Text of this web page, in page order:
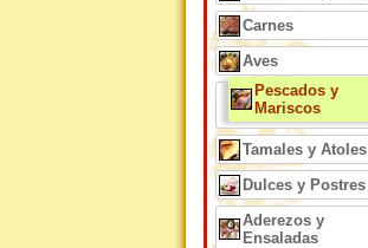
Carnes
Aves
Pescados y
Mariscos
Tamales y Atoles
Dulces y Postres
Aderezos y
Ensaladas